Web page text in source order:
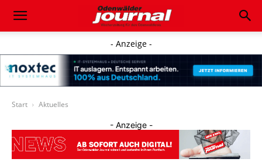
- Anzeige -
Start Aktuelles
- Anzeige -